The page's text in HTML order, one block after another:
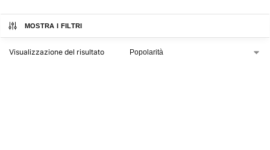
MOSTRA I FILTRI
Visualizzazione del risultato